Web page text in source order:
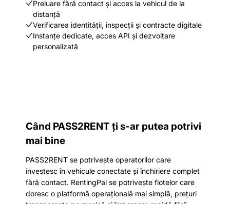
Preluare fără contact și acces la vehicul de la
distanță
Verificarea identității, inspecții și contracte digitale
Instanțe dedicate, acces API și dezvoltare
personalizată
Când PASS2RENT ți s-ar putea potrivi
mai bine
PASS2RENT se potrivește operatorilor care
investesc în vehicule conectate și închiriere complet
fără contact. RentingPal se potrivește flotelor care
doresc o platformă operațională mai simplă, prețuri